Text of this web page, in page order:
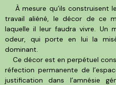
À mesure qu’ils construisent
travail aliéné, le décor de ce
laquelle il leur faudra vivre. Un
odeur, qui porte en lui la
dominant.
Ce décor est en perpétuel
réfection permanente de
justification dans l’amnésie